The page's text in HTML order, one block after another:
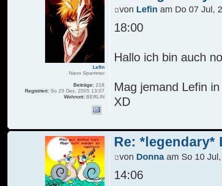
von Lefin am Do 07 Jul,
18:00
Hallo ich bin auch
Mag jemand Lefin
XD
Lefin
Nano Spammer
Beiträge: 218
Registriert: So 25 Dez, 2005 13:07
Wohnort: BERLIN
Re: *legendary*
von Donnaam So 10
14:06